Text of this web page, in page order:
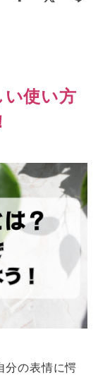
い使い方
分の表情に愕